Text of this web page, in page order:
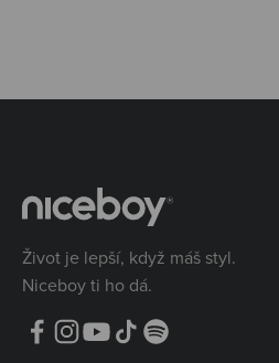
Život je lepší, když máš styl.
Niceboy ti ho dá.